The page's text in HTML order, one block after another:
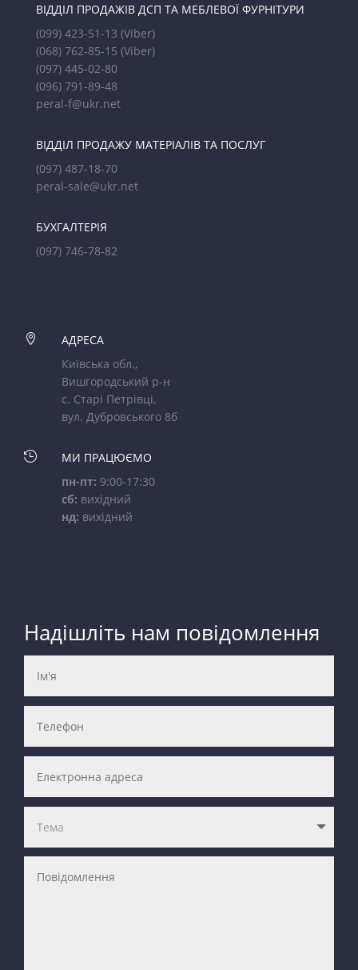
ВІДДІЛ ПРОДАЖІВ ДСП ТА МЕБЛЕВОЇ ФУРНІТУРИ
(099) 423-51-13 (Viber)
(068) 762-85-15 (Viber)
(097) 445-02-80
(096) 791-89-48
peral-f@ukr.net
ВІДДІЛ ПРОДАЖУ МАТЕРІАЛІВ ТА ПОСЛУГ
(097) 487-18-70
peral-sale@ukr.net
БУХГАЛТЕРІЯ
(097) 746-78-82

АДРЕСА
Київська обл.,
Вишгородський р-н
с. Старі Петрівці,
вул. Дубровського 8б

МИ ПРАЦЮЄМО
пн-пт: 9:00-17:30
сб: вихідний
нд: вихідний
Надішліть нам повідомлення